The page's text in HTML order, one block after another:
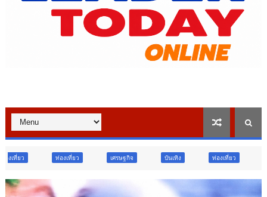
ที่ยว เศรษฐกิจ บันเทิง ท่องเที่ยว ข่าวเด่น